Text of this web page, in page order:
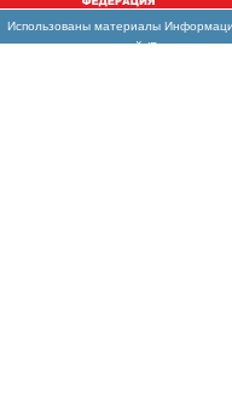
Использованы материалы
массовых коммуникаций